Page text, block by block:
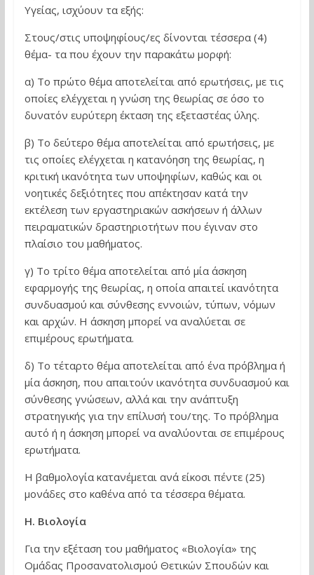
Υγείας, ισχύουν τα εξής:
Στους/στις υποψηφίους/ες δίνονται τέσσερα (4)
θέμα- τα που έχουν την παρακάτω μορφή:
α) Το πρώτο θέμα αποτελείται από ερωτήσεις, με τις
οποίες ελέγχεται η γνώση της θεωρίας σε όσο το
δυνατόν ευρύτερη έκταση της εξεταστέας ύλης.
β) Το δεύτερο θέμα αποτελείται από ερωτήσεις, με
τις οποίες ελέγχεται η κατανόηση της θεωρίας, η
κριτική ικανότητα των υποψηφίων, καθώς και οι
νοητικές δεξιότητες που απέκτησαν κατά την
εκτέλεση των εργαστηριακών ασκήσεων ή άλλων
πειραματικών δραστηριοτήτων που έγιναν στο
πλαίσιο του μαθήματος.
γ) Το τρίτο θέμα αποτελείται από μία άσκηση
εφαρμογής της θεωρίας, η οποία απαιτεί ικανότητα
συνδυασμού και σύνθεσης εννοιών, τύπων, νόμων
και αρχών. Η άσκηση μπορεί να αναλύεται σε
επιμέρους ερωτήματα.
δ) Το τέταρτο θέμα αποτελείται από ένα πρόβλημα ή
μία άσκηση, που απαιτούν ικανότητα συνδυασμού και
σύνθεσης γνώσεων, αλλά και την ανάπτυξη
στρατηγικής για την επίλυσή του/της. Το πρόβλημα
αυτό ή η άσκηση μπορεί να αναλύονται σε επιμέρους
ερωτήματα.
Η βαθμολογία κατανέμεται ανά είκοσι πέντε (25)
μονάδες στο καθένα από τα τέσσερα θέματα.
Η. Βιολογία
Για την εξέταση του μαθήματος «Βιολογία» της
Ομάδας Προσανατολισμού Θετικών Σπουδών και